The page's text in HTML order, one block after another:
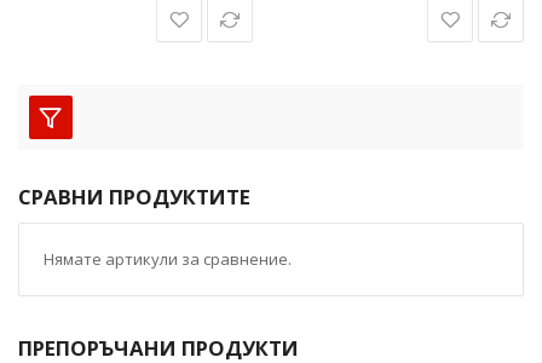
СРАВНИ ПРОДУКТИТЕ
Нямате артикули за сравнение.
ПРЕПОРЪЧАНИ ПРОДУКТИ